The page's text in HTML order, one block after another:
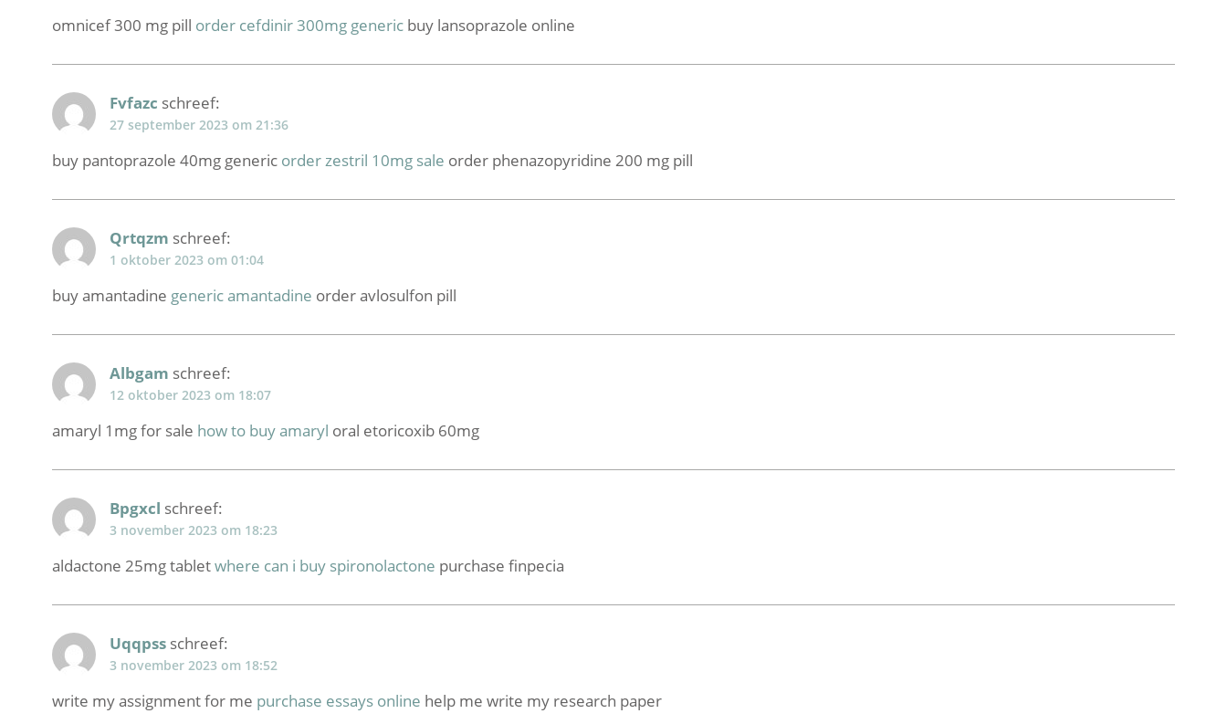
omnicef 300 mg pill order cefdinir 300mg generic buy lansoprazole online
Fvfazc schreef:
27 september 2023 om 21:36
buy pantoprazole 40mg generic order zestril 10mg sale order phenazopyridine 200 mg pill
Qrtqzm schreef:
1 oktober 2023 om 01:04
buy amantadine generic amantadine order avlosulfon pill
Albgam schreef:
12 oktober 2023 om 18:07
amaryl 1mg for sale how to buy amaryl oral etoricoxib 60mg
Bpgxcl schreef:
3 november 2023 om 18:23
aldactone 25mg tabletwhere can i buy spironolactone purchase finpecia
Uqqpss schreef:
3 november 2023 om 18:52
write my assignment for me purchase essays online help me write my research paper